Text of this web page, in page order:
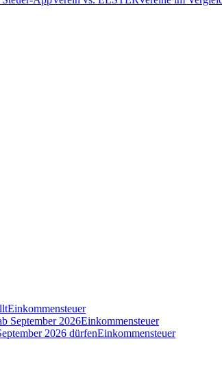
Einkommensteuer
September 2026Einkommensteuer
2026 dürfenEinkommensteuer